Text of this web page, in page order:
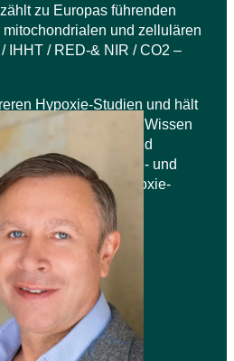
zu Europas führenden
und zellulären
IHHT / RED-& NIR / CO2 –
Hypoxie-Studien und hält
Kongressen. Sein Wissen
er in Seminaren und
an Kollegen im In- und
der führenden Hypoxie-